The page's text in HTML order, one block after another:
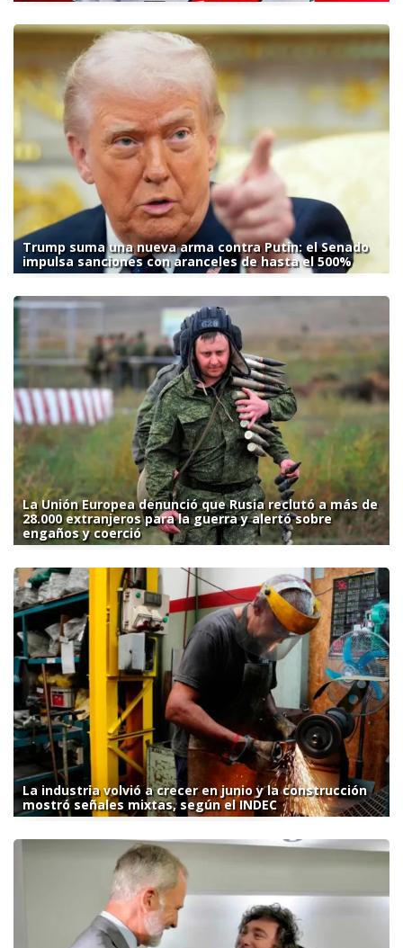
Trump suma una nueva arma contra Putin: el Senado
impulsa sanciones con aranceles de hasta el 500%
La Unión Europea denunció que Rusia reclutó a más de
28.000 extranjeros para la guerra y alertó sobre
engaños y coerció
La industria volvió a crecer en junio y la construcción
mostró señales mixtas, según el INDEC